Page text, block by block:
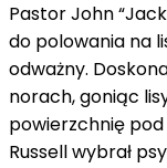
Pastor John
do polowania na
odważny.
norach, goniąc
powierzchnię
Russell wybrał